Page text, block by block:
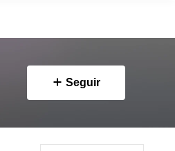
Seguir